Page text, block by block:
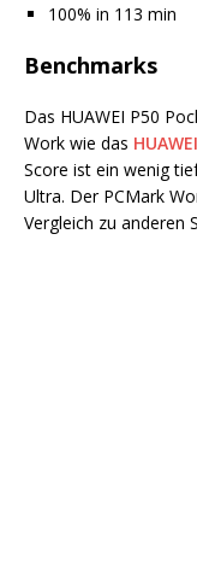
100% in 113 min
Benchmarks
Das HUAWEI P50
Work wie das
Score ist ein wenig
Ultra. Der PCMark
Vergleich zu anderen